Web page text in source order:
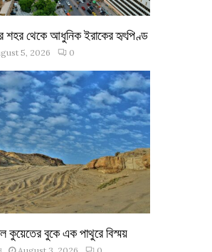
শহর থেকে আধুনিক ইরাকের হৃৎপিণ্ড
5, 2026 0
কুয়েতের বুকে এক পাথুরে বিস্ময়